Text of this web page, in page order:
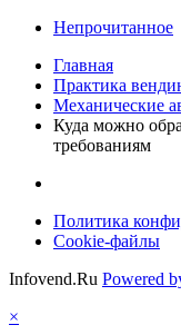
Непрочитанное
Главная
Практика
Механические
Куда можно
требованиям
Политика
Cookie-файлы
Infovend.Ru Powered
×